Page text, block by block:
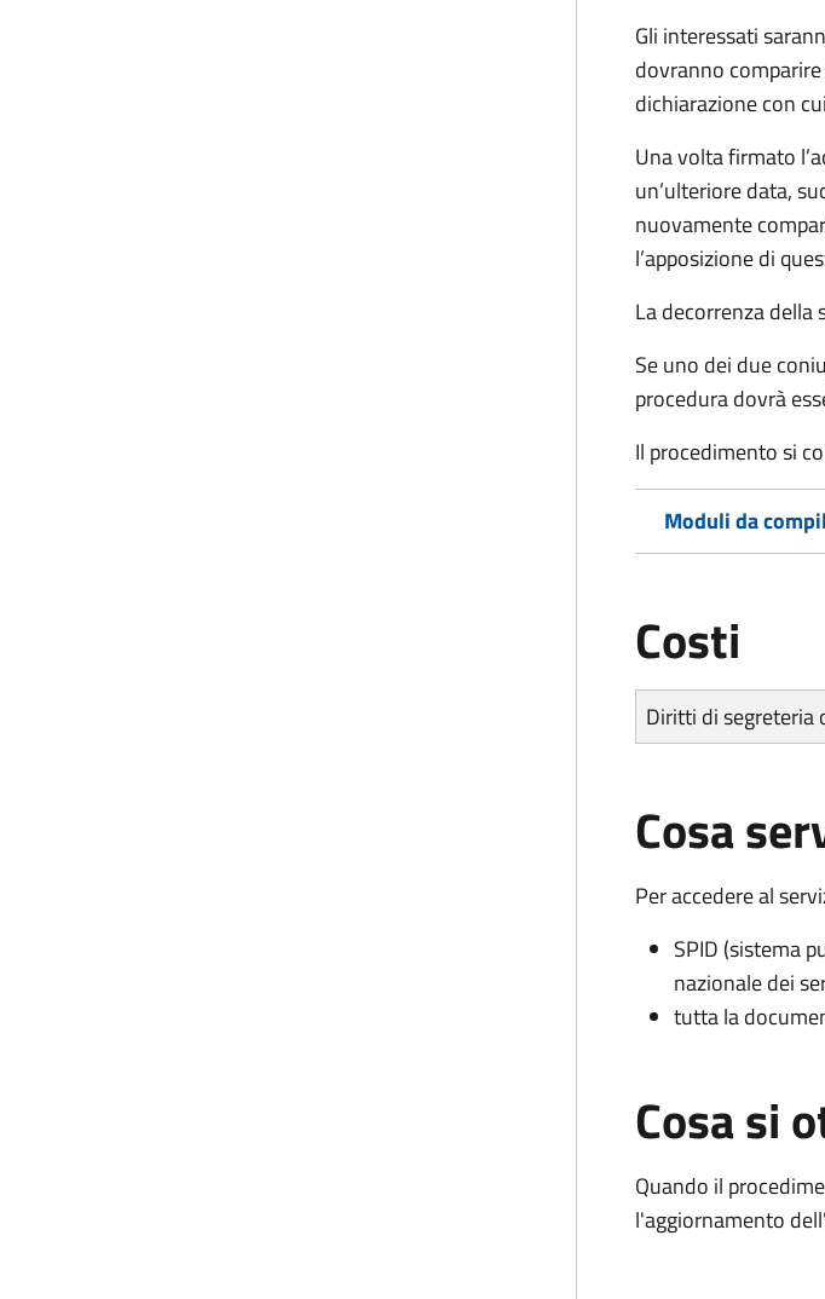
Gli interessati
dovranno
dichiarazione con
Una volta firmato
un’ulteriore data,
nuovamente
l’apposizione di
La decorrenza della
Se uno dei due
procedura dovrà
Il procedimento si
Moduli da
Costi
Diritti di segreteria
Cosa
Per accedere al
SPID (sistema
nazionale dei
tutta la
Cosa si
Quando il
l'aggiornamento